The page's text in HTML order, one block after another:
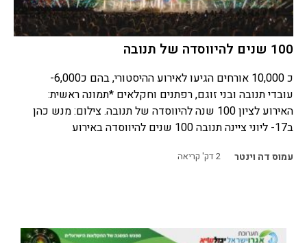
100 שנים להיווסדה של תנובה
כ 10,000 אורחים הגיעו לאירוע ההיסטורי, בהם כ6,000-
עובדי תנובה ובני זוגם, רפתנים וחקלאים *תמונה ראשית:
האירוע לציון 100 שנה להיווסדה של תנובה. צילום: מנש כהן
ב17- ליוני ציינה תנובה 100 שנים להיווסדה באירוע
עמוס דה וינטר 2דק' קריאה